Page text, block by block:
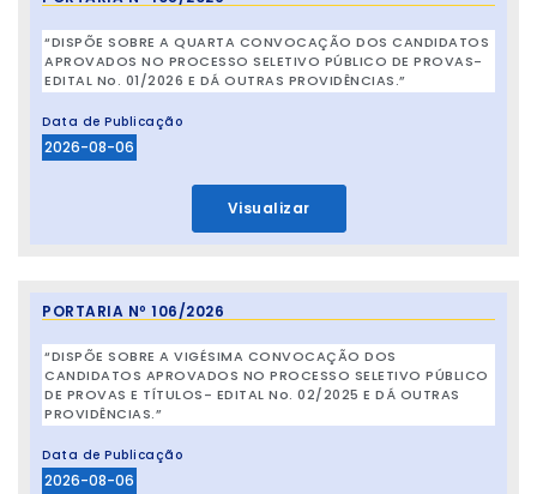
“DISPÕE SOBRE A QUARTA CONVOCAÇÃO DOS CANDIDATOS
APROVADOS NO PROCESSO SELETIVO PÚBLICO DE PROVAS-
EDITAL No. 01/2026 E DÁ OUTRAS PROVIDÊNCIAS.”
Data de Publicação
2026-08-06
Visualizar
PORTARIA Nº 106/2026
“DISPÕE SOBRE A VIGÉSIMA CONVOCAÇÃO DOS
CANDIDATOS APROVADOS NO PROCESSO SELETIVO PÚBLICO
DE PROVAS E TÍTULOS- EDITAL No. 02/2025 E DÁ OUTRAS
PROVIDÊNCIAS.”
Data de Publicação
2026-08-06